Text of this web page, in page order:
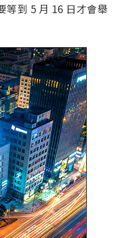
等到 5 月 16 日才會舉